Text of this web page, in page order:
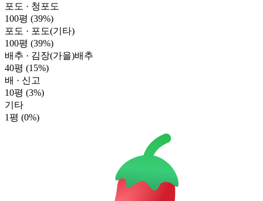
포도 · 청포도
100평 (39%)
포도 · 포도(기타)
100평 (39%)
배추 · 김장(가을)배추
40평 (15%)
배 · 신고
10평 (3%)
기타
1평 (0%)